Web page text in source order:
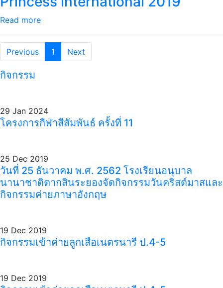
Read more
Previous 1 Next
กิจกรรม
29 Jan 2024
โครงการกีฬาสีสัมพันธ์ ครั้งที่ 11
25 Dec 2019
วันที่ 25 ธันวาคม พ.ศ. 2562 โรงเรียนอนุบาล
นานาชาติตากสินระยองจัดกิจกรรมวันคริสต์มาสและ
กิจกรรมค่ายภาษาอังกฤษ
19 Dec 2019
กิจกรรมเข้าค่ายลูกเสือเนตรนารี ป.4-5
19 Dec 2019